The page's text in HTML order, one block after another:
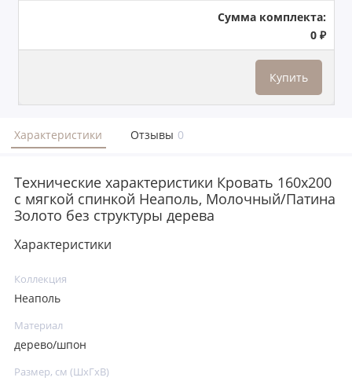
Сумма комплекта:
0 ₽
Купить
Характеристики Отзывы 0
Технические характеристики Кровать 160x200
с мягкой спинкой Неаполь, Молочный/Патина
Золото без структуры дерева
Характеристики
Коллекция
Неаполь
Материал
дерево/шпон
Размер, см (ШхГхВ)